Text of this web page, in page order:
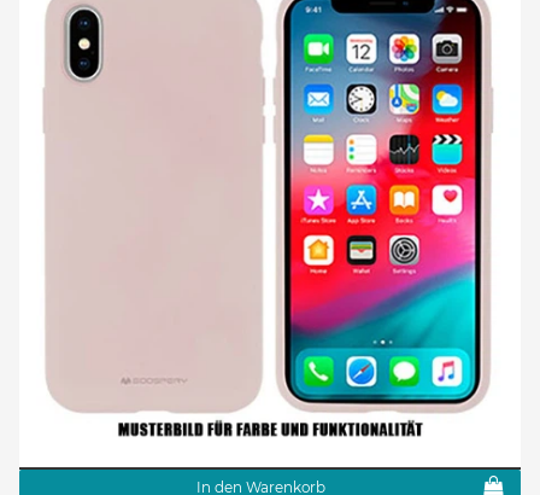
In den Warenkorb